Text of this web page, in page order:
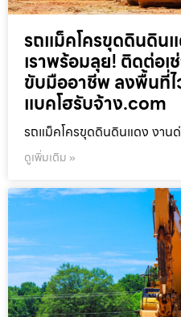
รถแม็คโครขุดดินดิน
เราพร้อมลุย! ติดต่อ
ขับมืออาชีพ ลงพื้นที่ไ
แบคโฮรับจ้าง.com
รถแม็คโครขุดดินดินแดง งานด่
ดูเพิ่มเติม »